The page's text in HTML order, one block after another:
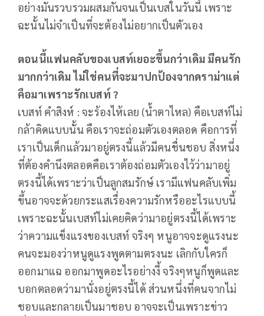
อย่างมันรวบรวมผสมกันจนเป็นเบสในวันนี้ เพราะ
ฉะนั้นไม่จำเป็นที่จะต้องไม่อยากเป็นตัวเอง
ตอนนี้แฟนคลับของเบสท์เยอะขึ้นกว่าเดิม มีคนรัก
มากกว่าเดิม ไม่ใช่คนที่จะมาปกป้องจากดราม่าแต่
คือมาเพราะรักเบสท์ ?
เบสท์ คำสิงห์ : จะร้องไห้เลย (น้ำตาไหล) คือเบสท์ไม่
กล้าคิดแบบนั้น คือเราจะถ่อมตัวเองตลอด คือการที่
เราเป็นเด็กแล้วมาอยู่ตรงนี้แล้วมีคนชื่นชอบ สิ่งหนึ่ง
ที่ต้องคำนึงตลอดคือเราต้องถ่อมตัวเองไว้ว่ามาอยู่
ตรงนี้ได้เพราะว่าเป็นลูกสมรักษ์ เรามีแฟนคลับเพิ่ม
ขึ้นอาจจะด้วยกระแสเรื่องความรักหรืออะไรแบบนี้
เพราะฉะนั้นเบสท์ไม่เคยคิดว่ามาอยู่ตรงนี้ได้เพราะ
ว่าความแข็งแรงของเบสท์ จริงๆ หนูอาจจะดูแรงนะ
คนจะมองว่าหนูดูแรงพูดตามตรงนะ เลิกกับใครก็
ออกมาแฉ ออกมาพูดอะไรอย่างงี้ จริงๆหนูก็พูดและ
บอกตลอดว่ามานั่งอยู่ตรงนี้ได้ ส่วนหนึ่งที่คนจากไม่
ชอบและกลายเป็นมาชอบ อาจจะเป็นเพราะข่าว